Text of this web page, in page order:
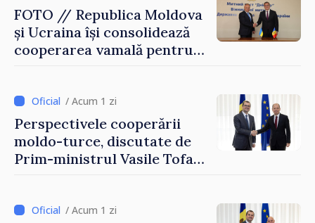
FOTO // Republica Moldova
și Ucraina își consolidează
cooperarea vamală pentru
Reuniune la Moghiliov-
Podolsk
/ Acum 1 zi
Perspectivele cooperării
moldo-turce, discutate de
Prim-ministrul Vasile Tofan
/ Acum 1 zi